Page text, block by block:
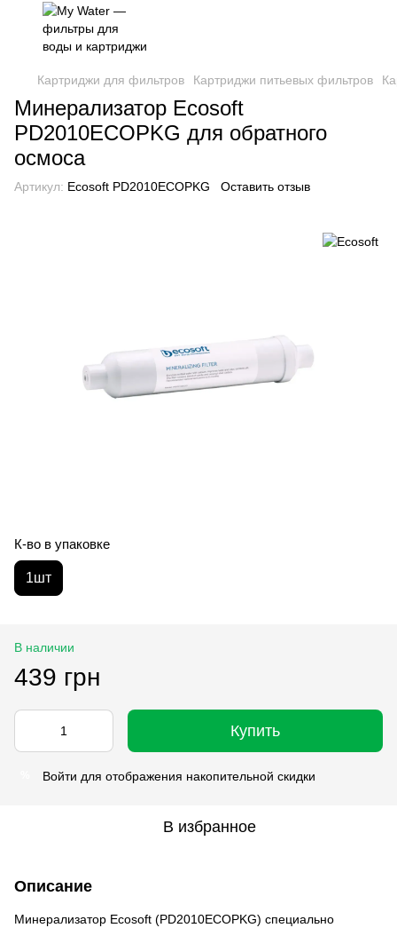
Картриджи для фильтров Картриджи питьевых фильтров
Минерализатор Ecosoft
PD2010ECOPKG для обратного
осмоса
Артикул: Ecosoft PD2010ECOPKG Оставить отзыв
К-во в упаковке
1шт
В наличии
439 грн
Купить
Войти для отображения накопительной скидки
В избранное
Описание
Минерализатор Ecosoft (PD2010ECOPKG) специально